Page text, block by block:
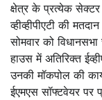
क्षेत्र के प्रत्येक
व्हीव्हीपीएटी की
सोमवार को
हाउस में अतिरिक्त
उनकी मॉकपोल की
ईएमएस सॉफ्टवेयर पर